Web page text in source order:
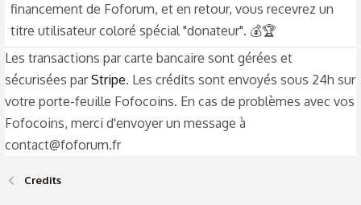
financement de Foforum, et en retour, vous recevrez un
titre utilisateur coloré spécial "donateur". 💰🏆
Les transactions par carte bancaire sont gérées et
sécurisées parStripe. Les crédits sont envoyés sous 24h sur
votre porte-feuille Fofocoins. En cas de problèmes avec vos
Fofocoins, merci d'envoyer un message à
contact@foforum.fr
Credits